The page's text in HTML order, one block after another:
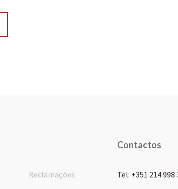
Reclamações
Contactos
Tel: +351 214 998